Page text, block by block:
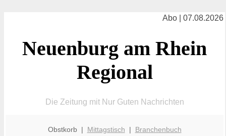
Abo | 07.08.2026
Neuenburg am Rhein
Regional
Die Zeitung mit Nur Guten Nachrichten
Obstkorb | Mittagstisch | Branchenbuch